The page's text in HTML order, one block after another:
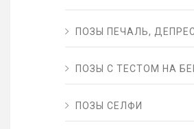
ПОЗЫ ПЕЧАЛЬ,
ПОЗЫ С ТЕСТОМ НА
ПОЗЫ СЕЛФИ